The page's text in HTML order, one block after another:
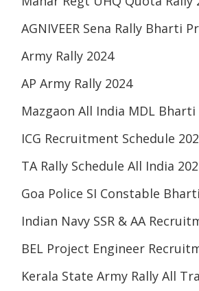
AGNIVEER Sena Rally Bharti
Army Rally 2024
AP Army Rally 2024
Mazgaon All India MDL Bharti
ICG Recruitment Schedule
TA Rally Schedule All India
Goa Police SI Constable
Indian Navy SSR & AA
BEL Project Engineer
Kerala State Army Rally All